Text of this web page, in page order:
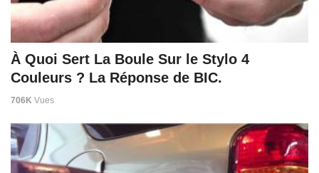
À Quoi Sert La Boule Sur le Stylo 4
Couleurs ? La Réponse de BIC.
706K Vues